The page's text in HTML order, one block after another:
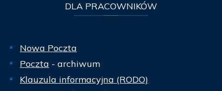
DLA PRACOWNIKÓW
Nowa Poczta
Poczta - archiwum
Klauzula informacyjna (RODO)